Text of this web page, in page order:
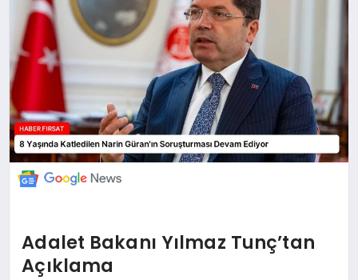
DÜNYA
Adalet Bakanı Yılmaz Tunç’tan
Açıklama